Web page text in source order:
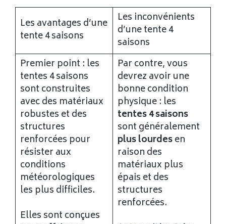
Les avantages d’une
tente 4 saisons
Les inconvénients
d’une tente 4
saisons
Premier point : les
tentes 4 saisons
sont construites
avec des matériaux
robustes et des
structures
renforcées pour
résister aux
conditions
météorologiques
les plus difficiles.
Elles sont conçues
Par contre, vous
devrez avoir une
bonne condition
physique : les
tentes 4 saisons
sont généralement
plus lourdesen
raison des
matériaux plus
épais et des
structures
renforcées.